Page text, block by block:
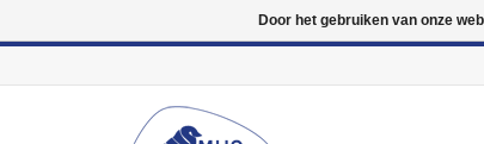
Door het gebruiken van onze